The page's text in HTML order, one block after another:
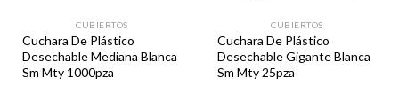
CUBIERTOS
Cuchara De Plástico
Desechable Mediana Blanca
Sm Mty 1000pza
CUBIERTOS
Cuchara De Plástico
Desechable Gigante Blanca
Sm Mty 25pza